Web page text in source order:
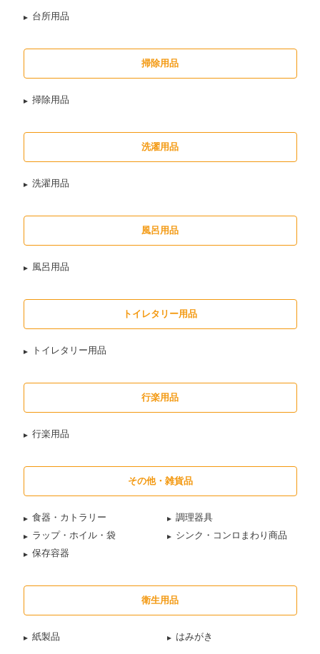
台所用品
掃除用品
掃除用品
洗濯用品
洗濯用品
風呂用品
風呂用品
トイレタリー用品
トイレタリー用品
行楽用品
行楽用品
その他・雑貨品
食器・カトラリー
調理器具
ラップ・ホイル・袋
シンク・コンロまわり商品
保存容器
衛生用品
紙製品 はみがき